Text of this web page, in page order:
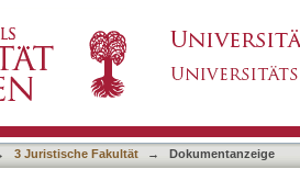
3 Juristische Fakultät → Dokumentanzeige